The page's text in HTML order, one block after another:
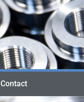
Contact